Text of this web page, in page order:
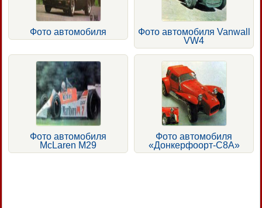
Фото автомобиля
Фото автомобиля Vanwall
VW4
Фото автомобиля
McLaren М29
Фото автомобиля
«Донкерфоорт-С8А»